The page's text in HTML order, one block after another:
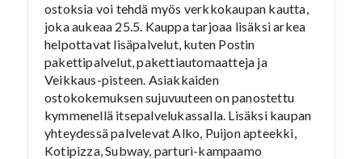
ostoksia voi tehdä myös verkkokaupan kautta,
joka aukeaa 25.5. Kauppa tarjoaa lisäksi arkea
helpottavat lisäpalvelut, kuten Postin
pakettipalvelut, pakettiautomaatteja ja
Veikkaus-pisteen. Asiakkaiden
ostokokemuksen sujuvuuteen on panostettu
kymmenellä itsepalvelukassalla. Lisäksi kaupan
yhteydessä palvelevat Alko, Puijon apteekki,
Kotipizza, Subway, parturi-kampaamo